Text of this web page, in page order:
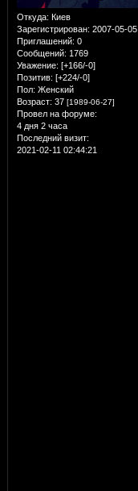
Откуда: Киев
Зарегистрирован: 2007-05-05
Приглашений: 0
Сообщений: 1769
Уважение: [+166/-0]
Позитив: [+224/-0]
Пол: Женский
Возраст: 37 [1989-06-27]
Провел на форуме:
4 дня 2 часа
Последний визит:
2021-02-11 02:44:21